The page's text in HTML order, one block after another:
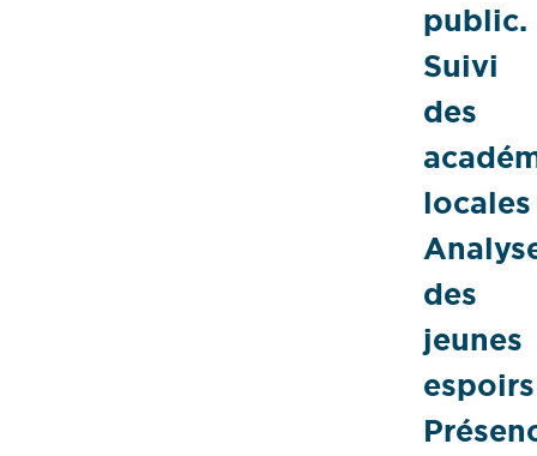
public.
Suivi
des
locales
des
jeunes
espoirs